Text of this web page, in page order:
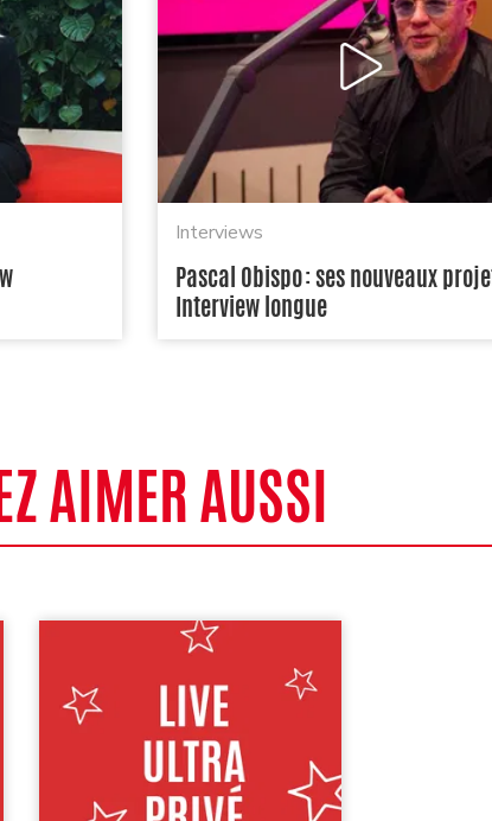
Interviews
Pascal Obispo : ses nouveaux
Interview longue
AIMER AUSSI